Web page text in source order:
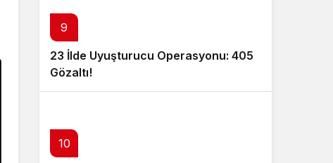
9
23 İlde Uyuşturucu Operasyonu: 405
Gözaltı!
10